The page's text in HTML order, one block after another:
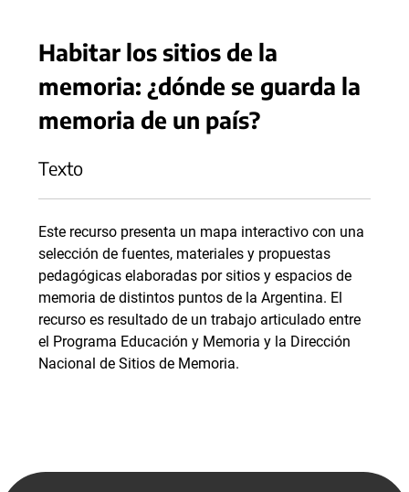
Habitar los sitios de la
memoria: ¿dónde se guarda la
memoria de un país?
Texto
Este recurso presenta un mapa interactivo con una
selección de fuentes, materiales y propuestas
pedagógicas elaboradas por sitios y espacios de
memoria de distintos puntos de la Argentina. El
recurso es resultado de un trabajo articulado entre
el Programa Educación y Memoria y la Dirección
Nacional de Sitios de Memoria.